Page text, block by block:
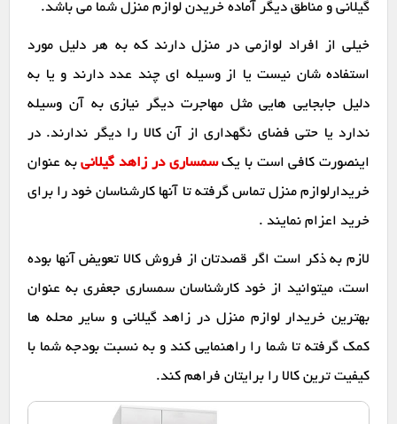
گیلانی و مناطق دیگر آماده خریدن لوازم منزل شما می باشد.
خیلی از افراد لوازمی در منزل دارند که به هر دلیل مورد
استفاده شان نیست یا از وسیله ای چند عدد دارند و یا به
دلیل جابجایی هایی مثل مهاجرت دیگر نیازی به آن وسیله
ندارد یا حتی فضای نگهداری از آن کالا را دیگر ندارند. در
اینصورت کافی است با یکسمساری در زاهد گیلانیبه عنوان
خریدارلوازم منزل تماس گرفته تا آنها کارشناسان خود را برای
خرید اعزام نمایند .
لازم به ذکر است اگر قصدتان از فروش کالا تعویض آنها بوده
است، میتوانید از خود کارشناسان سمساری جعفری به عنوان
بهترین خریدار لوازم منزل در زاهد گیلانی و سایر محله ها
کمک گرفته تا شما را راهنمایی کند و به نسبت بودجه شما با
کیفیت ترین کالا را برایتان فراهم کند.